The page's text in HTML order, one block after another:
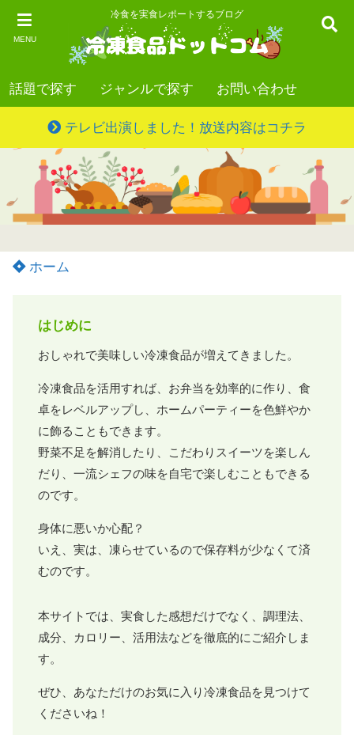
MENU
冷食を実食レポートするブログ
話題で探す ジャンルで探す お問い合わせ
テレビ出演しました！放送内容はコチラ
ホーム
はじめに
おしゃれで美味しい冷凍食品が増えてきました。
冷凍食品を活用すれば、お弁当を効率的に作り、食
卓をレベルアップし、ホームパーティーを色鮮やか
に飾ることもできます。
野菜不足を解消したり、こだわりスイーツを楽しん
だり、一流シェフの味を自宅で楽しむこともできる
のです。
身体に悪いか心配？
いえ、実は、凍らせているので保存料が少なくて済
むのです。
本サイトでは、実食した感想だけでなく、調理法、
成分、カロリー、活用法などを徹底的にご紹介しま
す。
ぜひ、あなただけのお気に入り冷凍食品を見つけて
くださいね！